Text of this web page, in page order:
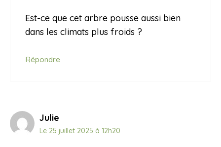
Est-ce que cet arbre pousse aussi bien
dans les climats plus froids ?
Répondre
Julie
Le 25 juillet 2025 à 12h20